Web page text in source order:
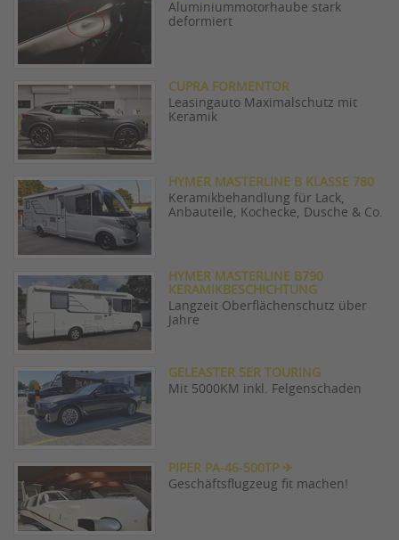
Aluminiummotorhaube stark
deformiert
CUPRA FORMENTOR
Leasingauto Maximalschutz mit
Keramik
HYMER MASTERLINE B KLASSE 780
Keramikbehandlung für Lack,
Anbauteile, Kochecke, Dusche & Co.
HYMER MASTERLINE B790
KERAMIKBESCHICHTUNG
Langzeit Oberflächenschutz über
Jahre
GELEASTER 5ER TOURING
Mit 5000KM inkl. Felgenschaden
PIPER PA-46-500TP ✈
Geschäftsflugzeug fit machen!